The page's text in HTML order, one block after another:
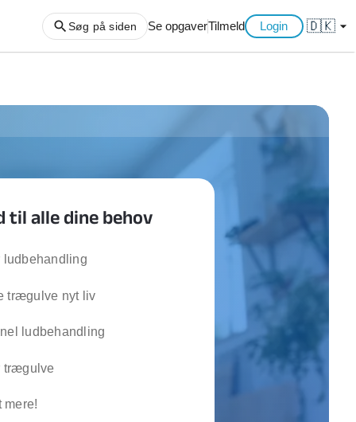
hvidevarer
af tagrende
rengøring
Søg på siden Se opgaverTilmeld Login 🇩🇰 arrow_drop_down
til alle dine behov
ludbehandling
trægulve nyt liv
ludbehandling
trægulve
mere!